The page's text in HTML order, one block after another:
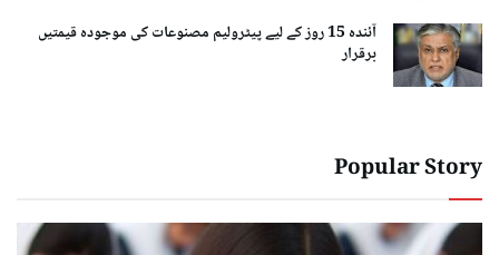
آئندہ 15 روز کے لیے پیٹرولیم مصنوعات کی موجودہ قیمتیں
برقرار
Popular Story